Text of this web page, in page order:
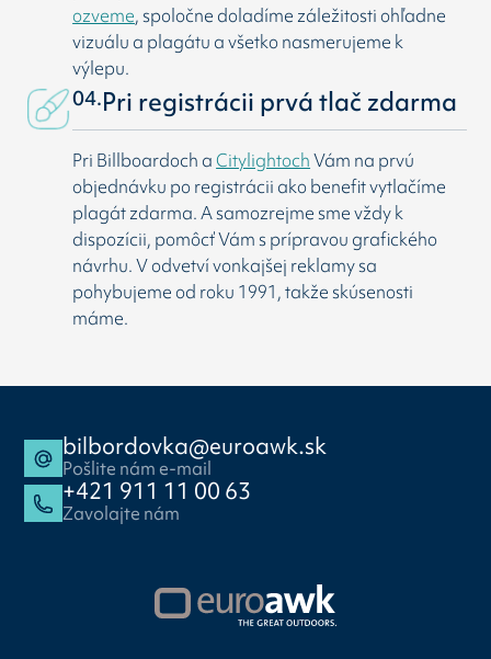
ozveme, spoločne doladíme záležitosti ohľadne
vizuálu a plagátu a všetko nasmerujeme k
výlepu.
04.Pri registrácii prvá tlač zdarma
Pri Billboardoch aCitylightochVám na prvú
objednávku po registrácii ako benefit vytlačíme
plagát zdarma. A samozrejme sme vždy k
dispozícii, pomôcť Vám s prípravou grafického
návrhu. V odvetví vonkajšej reklamy sa
pohybujeme od roku 1991, takže skúsenosti
máme.
bilbordovka@euroawk.sk
Pošlite nám e-mail
+421 911 11 00 63
Zavolajte nám